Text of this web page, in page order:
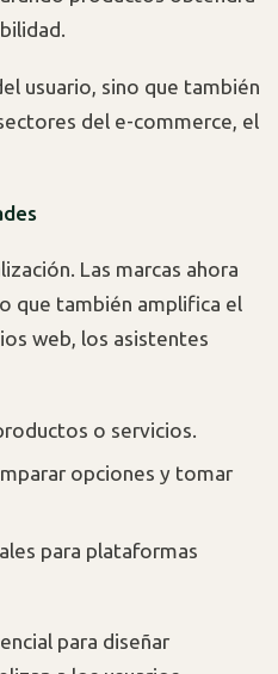
usuario, sino que también
del e-commerce, el
Las marcas ahora
que también amplifica el
web, los asistentes
o servicios.
opciones y tomar
para plataformas
para diseñar